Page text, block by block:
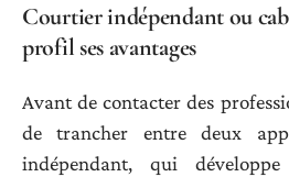
Courtier indépendant ou
profil ses avantages
Avant de contacter des
de trancher entre deux
indépendant, qui